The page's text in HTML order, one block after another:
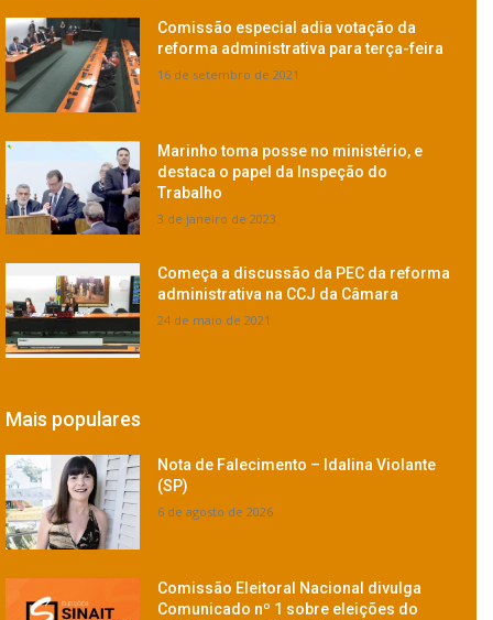
Comissão especial adia votação da
reforma administrativa para terça-feira
16 de setembro de 2021
Marinho toma posse no ministério, e
destaca o papel da Inspeção do
Trabalho
3 de janeiro de 2023
Começa a discussão da PEC da reforma
administrativa na CCJ da Câmara
24 de maio de 2021
Mais populares
Nota de Falecimento – Idalina Violante
(SP)
6 de agosto de 2026
Comissão Eleitoral Nacional divulga
Comunicado nº 1 sobre eleições do